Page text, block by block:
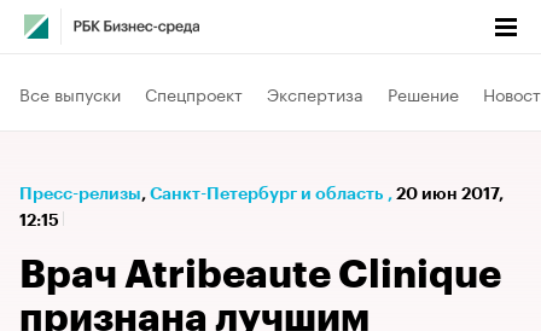
Все выпуски Спецпроект Экспертиза Решение
Пресс-релизы⁠, Санкт-Петербург и область , 20 июн 2017,
12:15
Врач Atribeaute Clinique
признана лучшим